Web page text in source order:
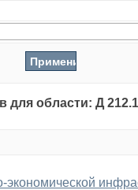
для области: Д
экономической